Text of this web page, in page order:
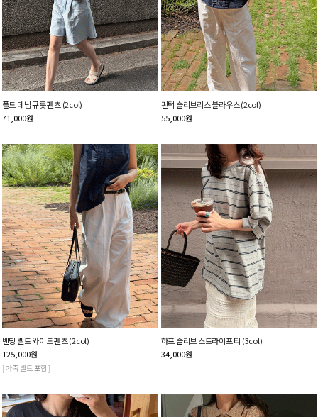
폴드 데님 큐롯 팬츠 (2col)
71,000원
핀턱 슬리브리스 블라우스 (2col)
55,000원
밴딩 벨트 와이드 팬츠 (2col)
125,000원
[ 가죽 벨트 포함 ]
하프 슬리브 스트라이프 티 (3col)
34,000원